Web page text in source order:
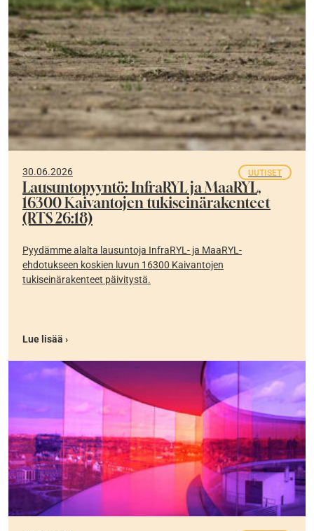
30.06.2026 UUTISET
Lausuntopyyntö: InfraRYL ja MaaRYL,
16300 Kaivantojen tukiseinärakenteet
(RTS 26:18)
Pyydämme alalta lausuntoja InfraRYL- ja MaaRYL-
ehdotukseen koskien luvun 16300 Kaivantojen
tukiseinärakenteet päivitystä.
Lue lisää ›